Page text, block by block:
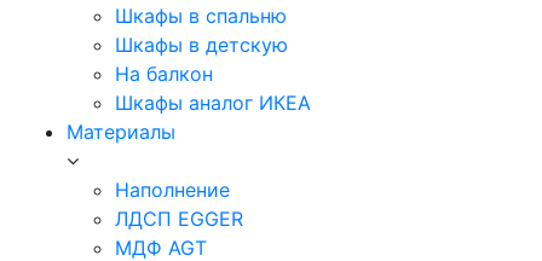
Шкафы в спальню
Шкафы в детскую
На балкон
Шкафы аналог ИКЕА
Материалы
Наполнение
ЛДСП EGGER
МДФ AGT